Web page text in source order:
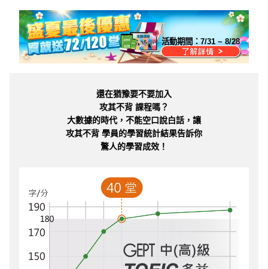
活動期間：7/31 ~ 8/28
還在猶豫要不要加入
攻其不背 課程嗎？
大數據的時代，不能空口說白話，讓
攻其不背 學員的學習統計結果告訴你
驚人的學習成效！